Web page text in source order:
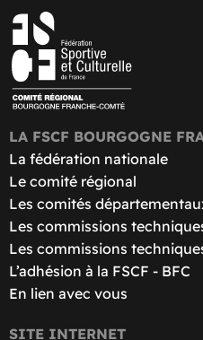
LA FSCF BOURGOGNE
La fédération nationale
Le comité régional
Les comités
Les commissions
Les commissions
L’adhésion à la FSCF - BFC
En lien avec vous
SITE INTERNET